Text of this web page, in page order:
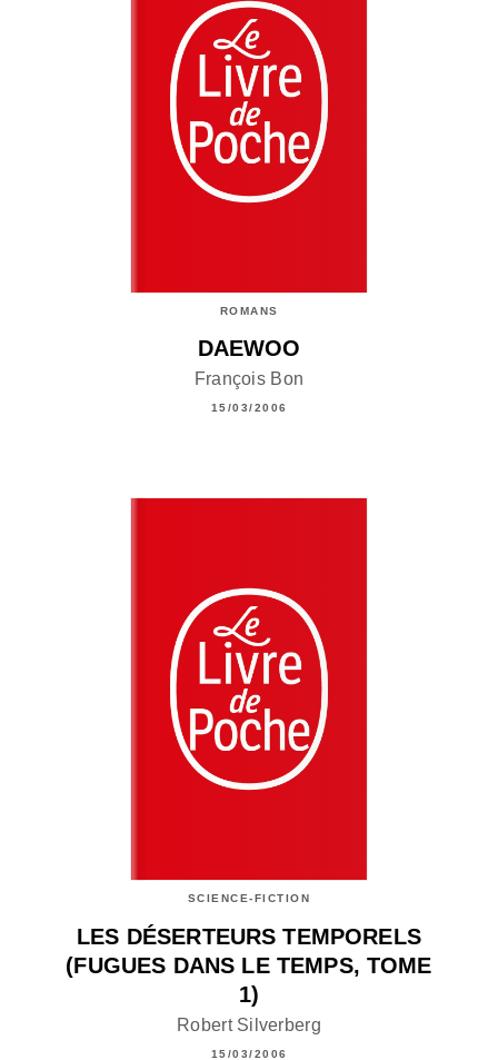
ROMANS
DAEWOO
François Bon
15/03/2006
SCIENCE-FICTION
LES DÉSERTEURS TEMPORELS
(FUGUES DANS LE TEMPS, TOME
1)
Robert Silverberg
15/03/2006